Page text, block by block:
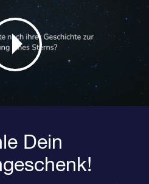
Dein